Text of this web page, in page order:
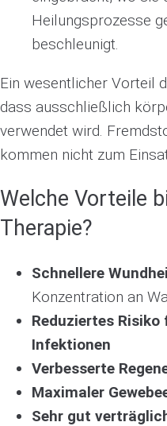
Heilungsprozesse
beschleunigt.
Ein wesentlicher Vorteil
dass ausschließlich
verwendet wird.
kommen nicht zum
Welche Vorteile
Therapie?
Schnellere
Konzentration an
Reduziertes
Infektionen
Verbesserte
Maximaler
Sehr gut